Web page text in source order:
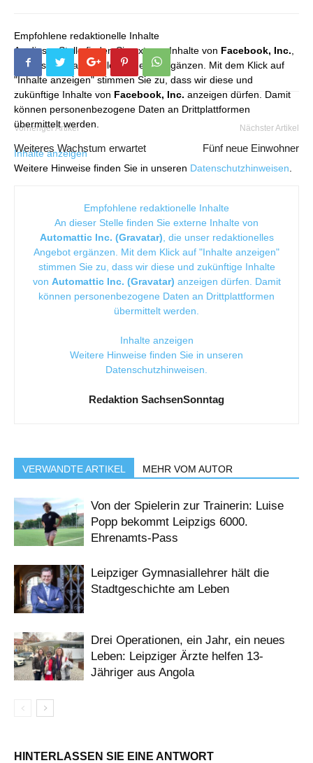
Empfohlene redaktionelle Inhalte
An dieser Stelle finden Sie externe Inhalte von Facebook, Inc.
die unser redaktionelles Angebot ergänzen. Mit dem Klick auf
"Inhalte anzeigen" stimmen Sie zu, dass wir diese und
zukünftige Inhalte von Facebook, Inc. anzeigen dürfen. Damit
können personenbezogene Daten an Drittplattformen
übermittelt werden.
Inhalte anzeigen
Weitere Hinweise finden Sie in unseren Datenschutzhinweisen
Vorheriger Artikel
Weiteres Wachstum erwartet
Nächster Artikel
Fünf neue Einwohner
Empfohlene redaktionelle Inhalte
An dieser Stelle finden Sie externe Inhalte von
Automattic Inc. (Gravatar) , die unser redaktionelles
Angebot ergänzen. Mit dem Klick auf "Inhalte anzeigen"
stimmen Sie zu, dass wir diese und zukünftige Inhalte
von Automattic Inc. (Gravatar) anzeigen dürfen. Damit
können personenbezogene Daten an Drittplattformen
übermittelt werden.
Inhalte anzeigen
Weitere Hinweise finden Sie in unseren
Datenschutzhinweisen
Redaktion SachsenSonntag
VERWANDTE ARTIKEL MEHR VOM AUTOR
Von der Spielerin zur Trainerin: Luise
Popp bekommt Leipzigs 6000.
Ehrenamts-Pass
Leipziger Gymnasiallehrer hält die
Stadtgeschichte am Leben
Drei Operationen, ein Jahr, ein neues
Leben: Leipziger Ärzte helfen 13-
Jähriger aus Angola
HINTERLASSEN SIE EINE ANTWORT